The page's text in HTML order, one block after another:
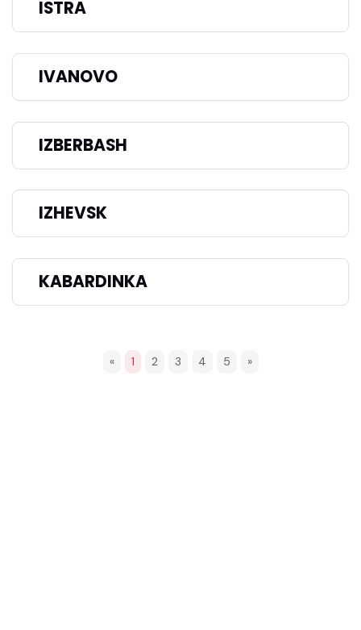
ISTRA
IVANOVO
IZBERBASH
IZHEVSK
KABARDINKA
« 1 2 3 4 5 »